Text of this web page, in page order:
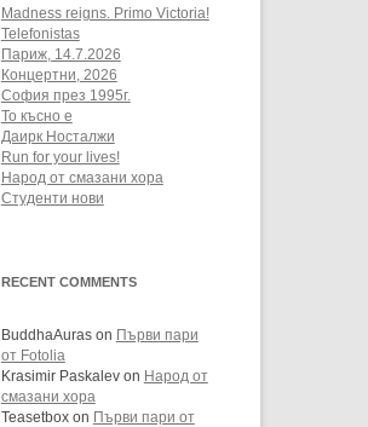
Madness reigns. Primo Victoria!
Telefonistas
Париж, 14.7.2026
Концертни, 2026
София през 1995г.
То късно е
Даирк Носталжи
Run for your lives!
Народ от смазани хора
Студенти нови
RECENT COMMENTS
BuddhaAurason
Първи пари
от Fotolia
Krasimir Paskalevon Народ от
смазани хора
Teasetboxon
Първи пари от